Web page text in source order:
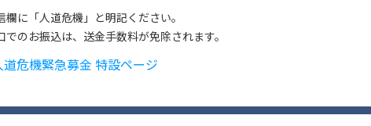
欄に「人道危機」と明記ください。
でのお振込は、送金手数料が免除されます。
道危機緊急募金 特設ページ